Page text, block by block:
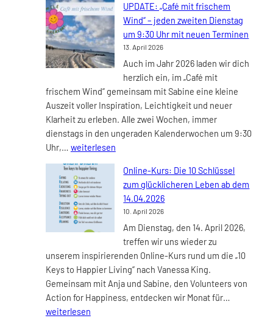
frischem
Wind:
Wärme
und
Herzlichkeit
Schlüssel
für
echte
Verbindung
UPDATE: „Café mit frischem
Wind“ – jeden zweiten Dienstag
um 9:30 Uhr mit neuen Terminen
13. April 2026
Auch im Jahr 2026 laden wir dich
herzlich ein, im „Café mit
frischem Wind“ gemeinsam mit Sabine eine kleine
Auszeit voller Inspiration, Leichtigkeit und neuer
Klarheit zu erleben. Alle zwei Wochen, immer
dienstags in den ungeraden Kalenderwochen um 9:30
Uhr,… UPDATE:
mit
frischem
Wind“
–
jeden
Dienstag
um
9:30
Uhr
mit
weiterlesen
Online-Kurs: Die 10 Schlüssel
zum glücklicheren Leben ab dem
14.04.2026
10. April 2026
Am Dienstag, den 14. April 2026,
treffen wir uns wieder zu
unserem inspirierenden Online-Kurs rund um die „10
Keys to Happier Living“ nach Vanessa King.
Gemeinsam mit Anja und Sabine, den Volunteers von
Action for Happiness, entdecken wir Monat für…
weiterlesen